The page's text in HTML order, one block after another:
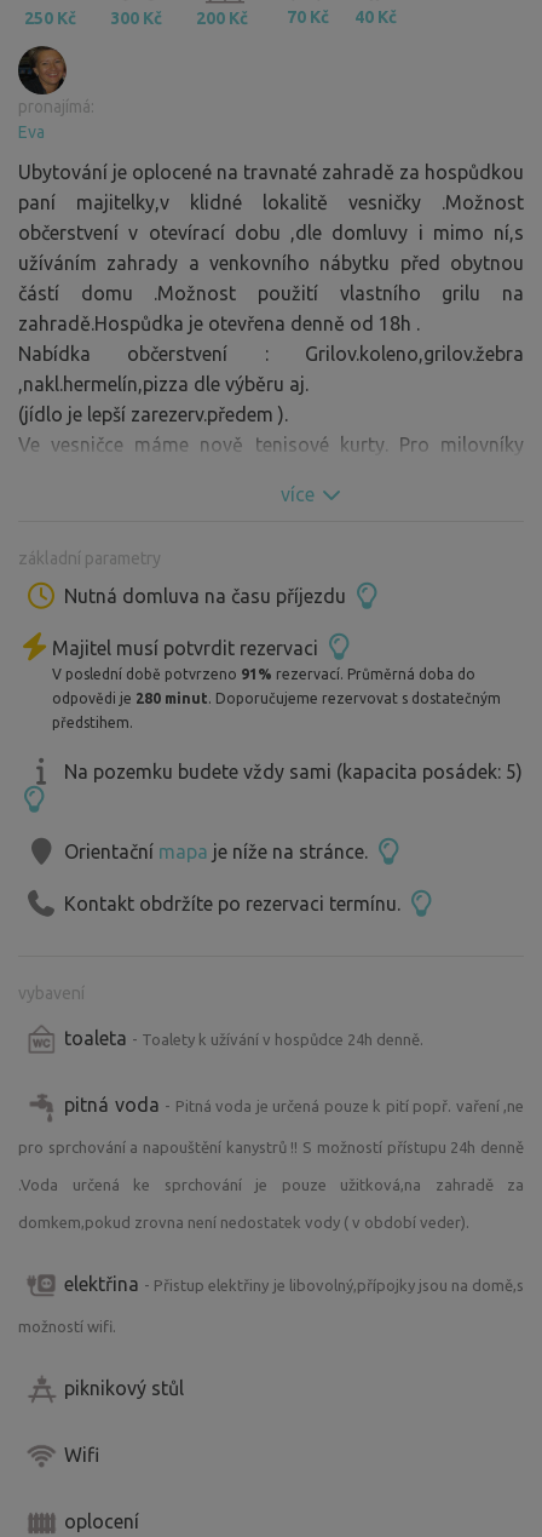
250 Kč 300 Kč 200 Kč 70 Kč 40 Kč
pronajímá:
Eva
Ubytování je oplocené na travnaté zahradě za hospůdkou
paní majitelky,v klidné lokalitě vesničky .Možnost
občerstvení v otevírací dobu ,dle domluvy i mimo ní,s
užíváním zahrady a venkovního nábytku před obytnou
částí domu .Možnost použití vlastního grilu na
zahradě.Hospůdka je otevřena denně od 18h .
Nabídka občerstvení : Grilov.koleno,grilov.žebra
,nakl.hermelín,pizza dle výběru aj.
(jídlo je lepší zarezerv.předem ).
Ve vesničce máme nově tenisové kurty. Pro milovníky
Pro milovníky golfu máme golfové hřiště - cca 500m od
Koupaliště a obchody jsou 1km (Billa ,Lidl aj.),zámecký
park aj.
domluvě s majiteli lze domluvit i projížďku na koni) cca
350m od místa pobytu,směr na Dobrotice (točená
domácí zmrzlina).
fesťák ,tj.3x během léta :o)
více
základní parametry
Nutná domluva na času příjezdu
Majitel musí potvrdit rezervaci
V poslední době potvrzeno 91% rezervací. Průměrná doba do
odpovědi je 280 minut. Doporučujeme rezervovat s dostatečným
předstihem.
Na pozemku budete vždy sami (kapacita posádek: 5)
Orientační mapa je níže na stránce.
Kontakt obdržíte po rezervaci termínu.
vybavení
toaleta - Toalety k užívání v hospůdce 24h denně.
pitná voda - Pitná voda je určená pouze k pití popř. vaření ,ne
pro sprchování a napouštění kanystrů !! S možností přístupu 24h denně
.Voda určená ke sprchování je pouze užitková,na zahradě za
domkem,pokud zrovna není nedostatek vody ( v období veder).
elektřina - Přistup elektřiny je libovolný,přípojky jsou na domě,s
možností wifi.
piknikový stůl
Wifi
oplocení